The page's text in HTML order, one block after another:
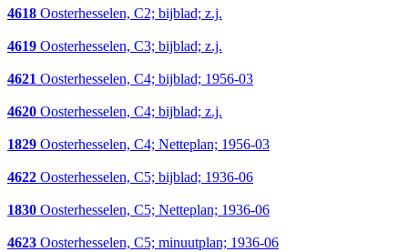
4618 Oosterhesselen, C2; bijblad; z.j.
4619 Oosterhesselen, C3; bijblad; z.j.
4621 Oosterhesselen, C4; bijblad; 1956-03
4620 Oosterhesselen, C4; bijblad; z.j.
1829 Oosterhesselen, C4; Netteplan; 1956-03
4622 Oosterhesselen, C5; bijblad; 1936-06
1830 Oosterhesselen, C5; Netteplan; 1936-06
4623 Oosterhesselen, C5; minuutplan; 1936-06